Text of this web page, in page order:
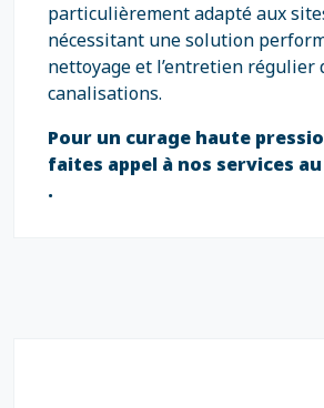
particulièrement adapté aux
nécessitant une solution
nettoyage et l’entretien régulier
canalisations.
Pour un curage haute
faites appel à nos services au
.